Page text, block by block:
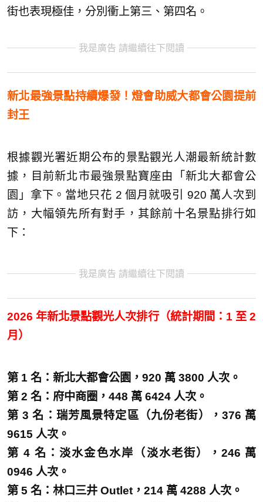
街也表現極佳，分別衝上第三、第四名。
我是廣告 請繼續往下閱讀
新北最強景點持續爆發！燈會助威大都會公園提前
封王
根據觀光署近期公布的景點觀光人潮最新統計數
據，目前新北市最強景點寶座由「新北大都會公
園」拿下。當地只花 2 個月就吸引 920 萬人次到
訪，大幅領先所有對手，其餘前十名景點排行如
下：
我是廣告 請繼續往下閱讀
2026 年新北景點觀光人次排行（統計期間：1 至 2
月）
第 1 名：新北大都會公園，920 萬 3800 人次。
第 2 名：府中商圈，448 萬 6424 人次。
第 3 名：瑞芳風景特定區（九份老街），376 萬
9615 人次。
第 4 名：淡水金色水岸（淡水老街），246 萬
0946 人次。
第 5 名：林口三井 Outlet，214 萬 4288 人次。